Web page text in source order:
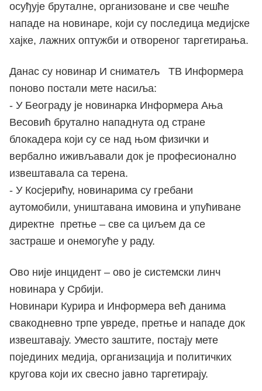
осуђује бруталне, организоване и све чешће
нападе на новинаре, који су последица медијске
хајке, лажних оптужби и отвореног таргетирања.
Данас су новинар И сниматељ ТВ Информера
поново постали мете насиља:
- У Београду је новинарка Информера Ања
Весовић брутално нападнута од стране
блокадера који су се над њом физички и
вербално иживљавали док је професионално
извештавала са терена.
- У Косјерићу, новинарима су гребани
аутомобили, уништавана имовина и упућиване
директне претње – све са циљем да се
застраше и онемогуће у раду.
Ово није инцидент – ово је системски линч
новинара у Србији.
Новинари Курира и Информера већ данима
свакодневно трпе увреде, претње и нападе док
извештавају. Уместо заштите, постају мете
појединих медија, организација и политичких
кругова који их свесно јавно таргетирају.